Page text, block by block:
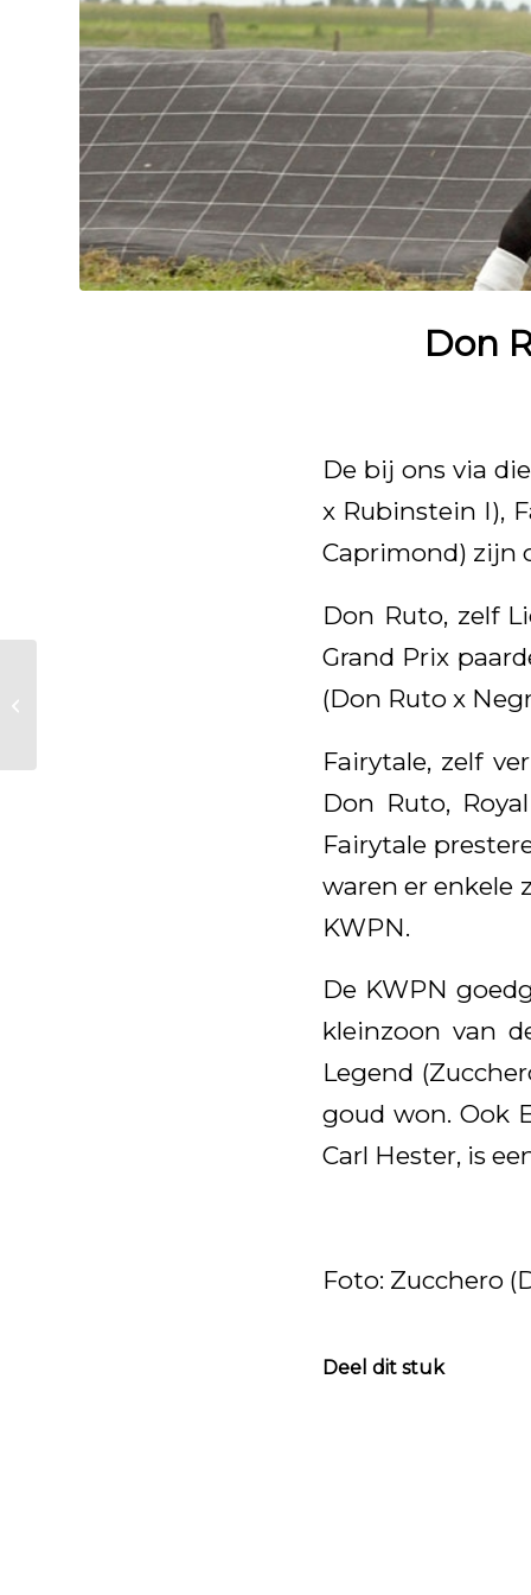
Don
De bij ons via
x Rubinstein I),
Caprimond) zijn
Don Ruto, zelf
Grand Prix
(Don Ruto x
Fairytale, zelf
Don Ruto,
Fairytale
waren er enkele
KWPN.
De KWPN
kleinzoon van
Legend
goud won. Ook
Carl Hester, is
Foto: Zucchero
Deel dit stuk